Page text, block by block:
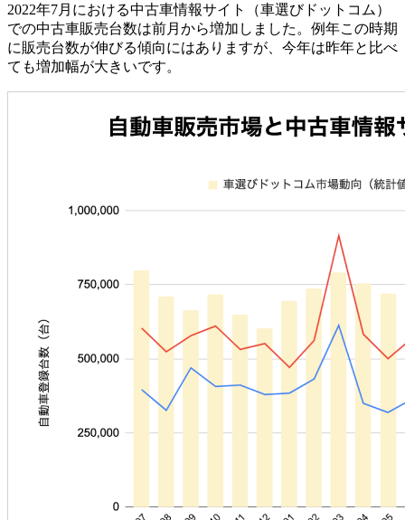
2022年7月における中古車情報サイト（車選びドットコム）
での中古車販売台数は前月から増加しました。例年この時期
に販売台数が伸びる傾向にはありますが、今年は昨年と比べ
ても増加幅が大きいです。